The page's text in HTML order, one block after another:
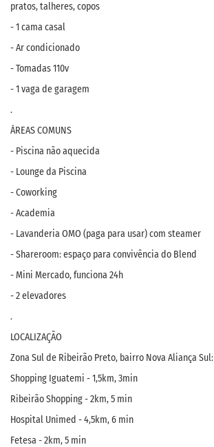
pratos, talheres, copos
- 1 cama casal
- Ar condicionado
- Tomadas 110v
- 1 vaga de garagem
.
ÁREAS COMUNS
- Piscina não aquecida
- Lounge da Piscina
- Coworking
- Academia
- Lavanderia OMO (paga para usar) com steamer
- Shareroom: espaço para convivência do Blend
- Mini Mercado, funciona 24h
- 2 elevadores
.
LOCALIZAÇÃO
Zona Sul de Ribeirão Preto, bairro Nova Aliança Sul:
Shopping Iguatemi - 1,5km, 3min
Ribeirão Shopping - 2km, 5 min
Hospital Unimed - 4,5km, 6 min
Fetesa - 2km, 5 min